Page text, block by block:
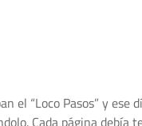
“Loco Pasos” y ese
Cada página debía